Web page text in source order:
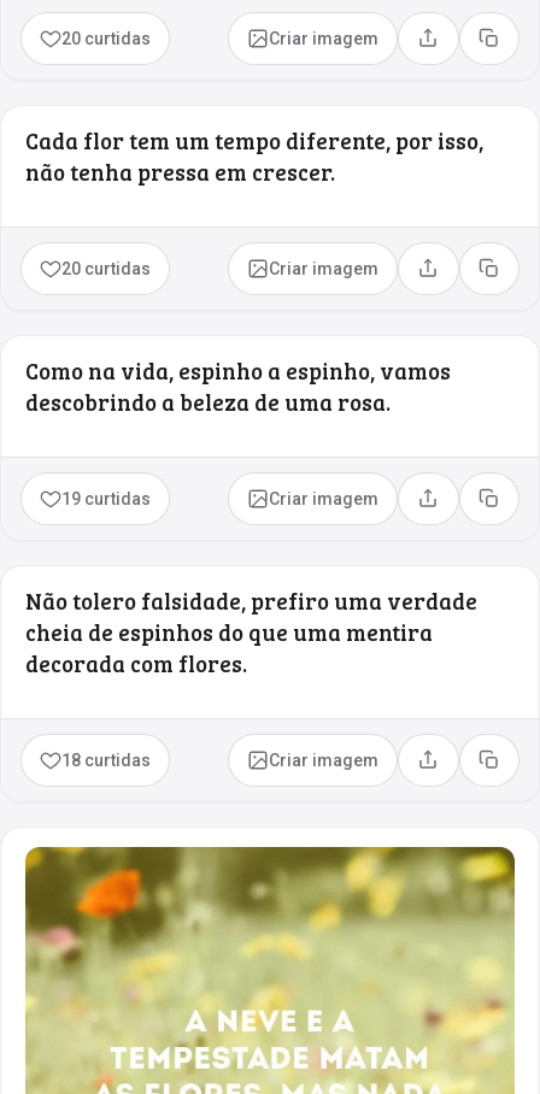
20 curtidas Criar imagem Compartilhar
Copiar
Cada flor tem um tempo diferente, por isso,
não tenha pressa em crescer.
20 curtidas Criar imagem Compartilhar
Copiar
Como na vida, espinho a espinho, vamos
descobrindo a beleza de uma rosa.
19 curtidas Criar imagem Compartilhar
Copiar
Não tolero falsidade, prefiro uma verdade
cheia de espinhos do que uma mentira
decorada com flores.
18 curtidas Criar imagem Compartilhar
Copiar